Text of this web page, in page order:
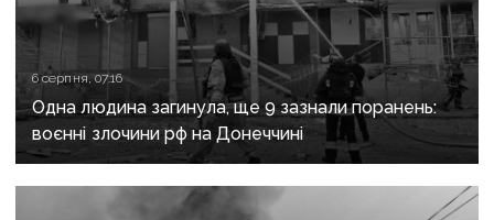
6 серпня, 07:16
Одна людина загинула, ще 9 зазнали поранень:
воєнні злочини рф на Донеччині